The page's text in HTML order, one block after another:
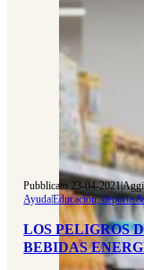
Pubblicato 23-04-2021|
Ayuda|Educación, deporte
LOS PELIGROS
BEBIDAS